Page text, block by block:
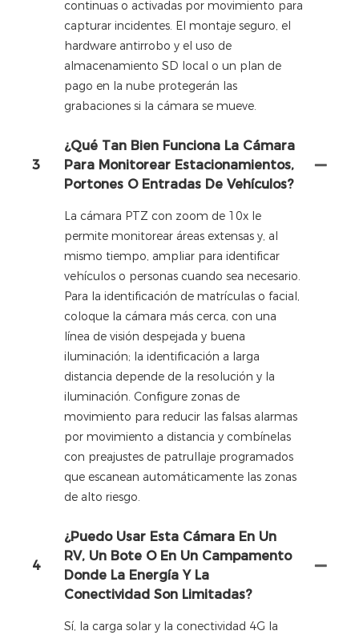
continuas o activadas por movimiento para
capturar incidentes. El montaje seguro, el
hardware antirrobo y el uso de
almacenamiento SD local o un plan de
pago en la nube protegerán las
grabaciones si la cámara se mueve.
3
¿Qué Tan Bien Funciona La Cámara
Para Monitorear Estacionamientos,
Portones O Entradas De Vehículos?
La cámara PTZ con zoom de 10x le
permite monitorear áreas extensas y, al
mismo tiempo, ampliar para identificar
vehículos o personas cuando sea necesario.
Para la identificación de matrículas o facial,
coloque la cámara más cerca, con una
línea de visión despejada y buena
iluminación; la identificación a larga
distancia depende de la resolución y la
iluminación. Configure zonas de
movimiento para reducir las falsas alarmas
por movimiento a distancia y combínelas
con preajustes de patrullaje programados
que escanean automáticamente las zonas
de alto riesgo.
4
¿Puedo Usar Esta Cámara En Un
RV, Un Bote O En Un Campamento
Donde La Energía Y La
Conectividad Son Limitadas?
Sí, la carga solar y la conectividad 4G la